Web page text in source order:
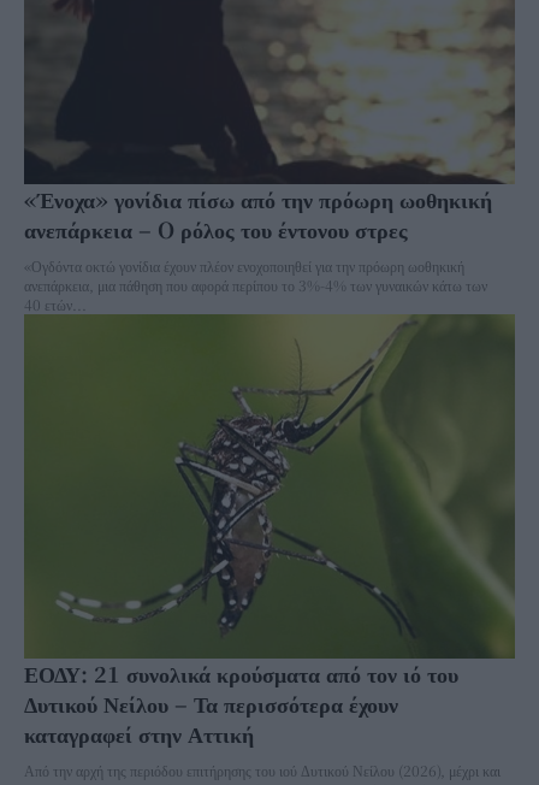
«Ένοχα» γονίδια πίσω από την πρόωρη ωοθηκική
ανεπάρκεια – O ρόλος του έντονου στρες
«Ογδόντα οκτώ γονίδια έχουν πλέον ενοχοποιηθεί για την πρόωρη ωοθηκική
ανεπάρκεια, μια πάθηση που αφορά περίπου το 3%-4% των γυναικών κάτω των
40 ετών...
ΕΟΔΥ: 21 συνολικά κρούσματα από τον ιό του
Δυτικού Νείλου – Τα περισσότερα έχουν
καταγραφεί στην Αττική
Από την αρχή της περιόδου επιτήρησης του ιού Δυτικού Νείλου (2026), μέχρι και